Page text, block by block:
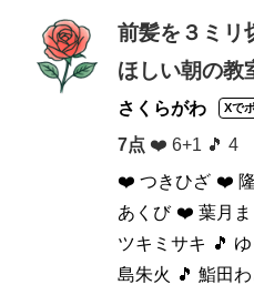
前髪を３ミリ
ほしい朝の教
さくらがわ Xで
7点 ❤️ 6+1 🎵 4
❤️ つきひざ ❤️
あくび ❤️ 葉月ま
ツキミサキ 🎵
島朱火 🎵 鮨田